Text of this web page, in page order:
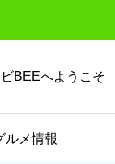
BEEへようこそ
ルメ情報